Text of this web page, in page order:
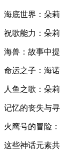
海底世界：朵
祝歌能力：朵
海兽：故事中
命运之子：海
人鱼之歌：朵
记忆的丧失与
火鹰号的冒险
这些神话元素